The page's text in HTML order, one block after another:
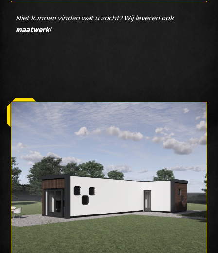
Niet kunnen vinden wat u zocht? Wij leveren ook
maatwerk!